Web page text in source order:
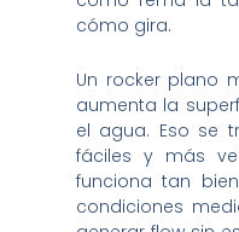
cómo gira.
Un rocker plano
aumenta la
el agua. Eso se
fáciles y más
funciona tan
condiciones